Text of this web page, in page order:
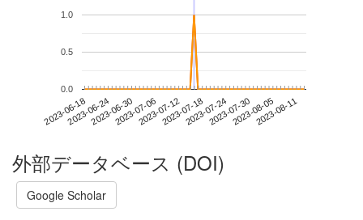
2023-06-182023-06-242023-06-302023-07-062023-07-122023-07-182023-07-242023-07-302023-08-052023-08-11
0.0
0.5
1.0
外部データベース (DOI)
Google Scholar